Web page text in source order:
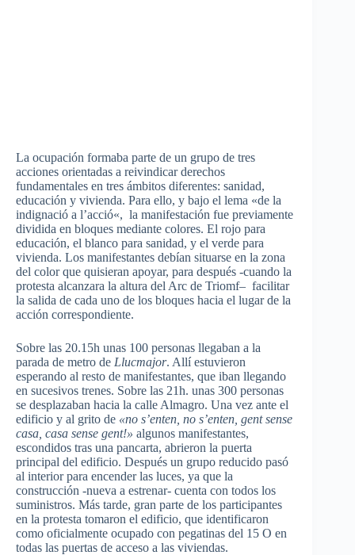
La ocupación formaba parte de un grupo de tres
acciones orientadas a reivindicar derechos
fundamentales en tres ámbitos diferentes: sanidad,
educación y vivienda. Para ello, y bajo el lema «de la
indignació a l’acció«, la manifestación fue previamente
dividida en bloques mediante colores. El rojo para
educación, el blanco para sanidad, y el verde para
vivienda. Los manifestantes debían situarse en la zona
del color que quisieran apoyar, para después -cuando la
protesta alcanzara la altura del Arc de Triomf– facilitar
la salida de cada uno de los bloques hacia el lugar de la
acción correspondiente.
Sobre las 20.15h unas 100 personas llegaban a la
parada de metro de Llucmajor. Allí estuvieron
esperando al resto de manifestantes, que iban llegando
en sucesivos trenes. Sobre las 21h. unas 300 personas
se desplazaban hacia la calle Almagro. Una vez ante el
edificio y al grito de «no s’enten , no s’enten , gentsense
casa, casa sense gent!» algunos manifestantes,
escondidos tras una pancarta, abrieron la puerta
principal del edificio. Después un grupo reducido pasó
al interior para encender las luces, ya que la
construcción -nueva a estrenar- cuenta con todos los
suministros. Más tarde, gran parte de los participantes
en la protesta tomaron el edificio, que identificaron
como oficialmente ocupado con pegatinas del 15 O en
todas las puertas de acceso a las viviendas.